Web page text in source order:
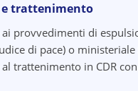
e trattenimento
provvedimenti di
di pace) o ministeriale
trattenimento in CDR